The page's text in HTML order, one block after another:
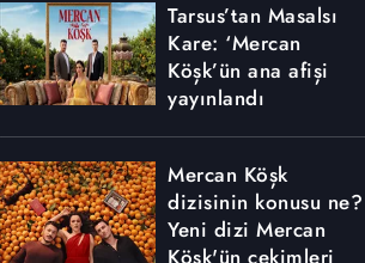
Tarsus’tan Masalsı
Kare: ‘Mercan
Köşk’ün ana afişi
yayınlandı
Mercan Köşk
dizisinin konusu ne?
Yeni dizi Mercan
Köşk'ün çekimleri